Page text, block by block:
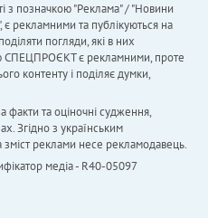
з позначкою "Реклама" / "Новини
рекламними та публікуються на
погляди, які в них
СПЕЦПРОЄКТ є рекламними, проте
контенту і поділяє думки,
факти та оціночні судження,
Згідно з українським
зміст реклами несе рекламодавець.
медіа - R40-05097